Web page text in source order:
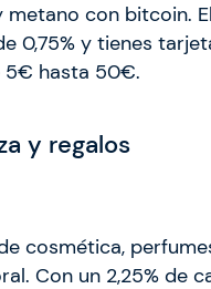
metano con bitcoin.
0,75% y tienes
5€ hasta 50€.
y regalos
cosmética,
Con un 2,25% de